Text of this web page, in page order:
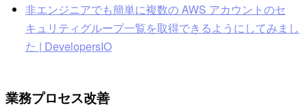
非エンジニアでも簡単に複数の AWS アカウントのセ
キュリティグループ一覧を取得できるようにしてみまし
た | DevelopersIO
業務プロセス改善